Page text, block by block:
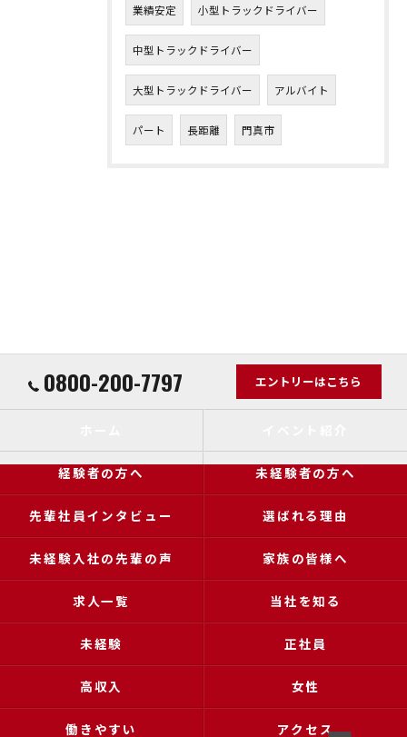
業績安定 小型トラックドライバー
中型トラックドライバー
大型トラックドライバー アルバイト
パート 長距離 門真市
0800-200-7797 エントリーはこちら
経験者の方へ 未経験者の方へ
先輩社員インタビュー 選ばれる理由
未経験入社の先輩の声 家族の皆様へ
求人一覧 当社を知る
未経験 正社員
高収入 女性
働きやすい アクセス